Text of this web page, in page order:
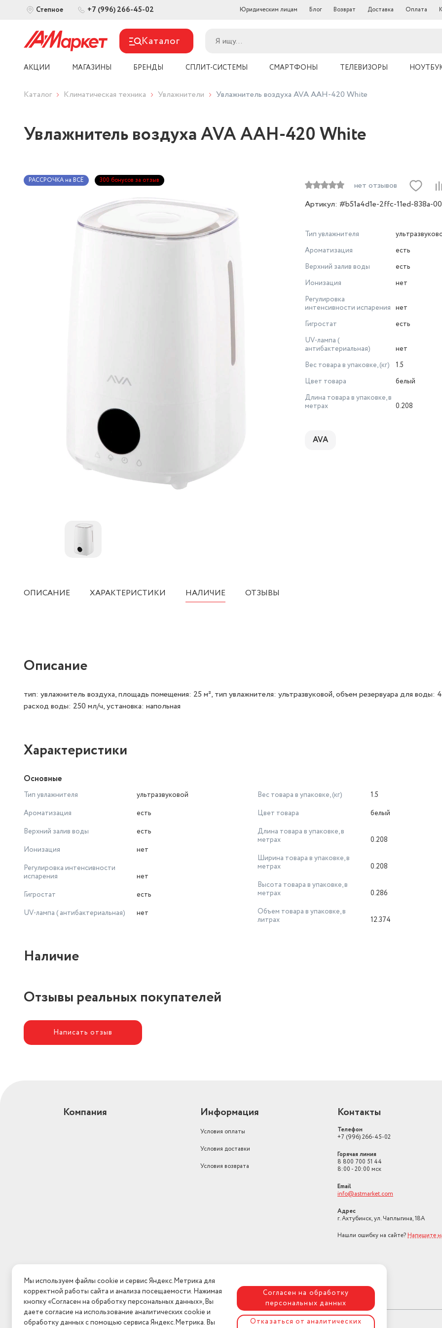
Степное +7 (996) 266-45-02 Юридическим лицам Блог Возврат Доставка Оплата
Каталог
АКЦИИ МАГАЗИНЫ БРЕНДЫ СПЛИТ-СИСТЕМЫ СМАРТФОНЫ ТЕЛЕВИЗОРЫ
Каталог Климатическая техника Увлажнители Увлажнитель воздуха AVA AAH-420 White
Увлажнитель воздуха AVA AAH-420 White
РАССРОЧКА на ВСЁ 300 бонусов за отзыв
нет отзывов
Артикул: #b51a4d1e-2ffc-11ed-838a-
Тип увлажнителя
Ароматизация
есть
Верхний залив воды
есть
Ионизация
нет
Регулировка
интенсивности испарения нет
Гигростат
есть
UV-лампа (
антибактериальная)
нет
Вес товара в упаковке, (кг)
1.5
Цвет товара
белый
Длина товара в упаковке, в
метрах
0.208
AVA
ОПИСАНИЕ ХАРАКТЕРИСТИКИ НАЛИЧИЕ ОТЗЫВЫ
Описание
тип: увлажнитель воздуха, площадь помещения: 25 м², тип увлажнителя: ультразвуковой, объем резервуара для воды:
расход воды: 250 мл/ч, установка: напольная
Характеристики
Основные
Тип увлажнителя
ультразвуковой
Ароматизация
есть
Верхний залив воды
есть
Ионизация
нет
Регулировка интенсивности
испарения
нет
Гигростат
есть
UV-лампа ( антибактериальная)
нет
Вес товара в упаковке, (кг)
1.5
Цвет товара
белый
Длина товара в упаковке, в
метрах
0.208
Ширина товара в упаковке, в
метрах
0.208
Высота товара в упаковке, в
метрах
0.286
Объем товара в упаковке, в
литрах
12.374
Наличие
Отзывы реальных покупателей
Написать отзыв
Компания Информация
Условия оплаты
Условия доставки
Условия возврата
Контакты
Телефон
+7 (996) 266-45-02
Горячая линия
8 800 700 51 44
8:00 - 20:00 мск
Email
info@astmarket.com
Адрес
г. Ахтубинск, ул. Чаплыгина, 18А
Нашли ошибку на сайте? Напишите
Мы используем файлы cookie и сервис Яндекс.Метрика для
корректной работы сайта и анализа посещаемости. Нажимая
кнопку «Согласен на обработку персональных данных», Вы
даете согласие на использование аналитических cookie и
обработку данных с помощью сервиса Яндекс.Метрика. Вы
Согласен на обработку
персональных данных
Отказаться от аналитических